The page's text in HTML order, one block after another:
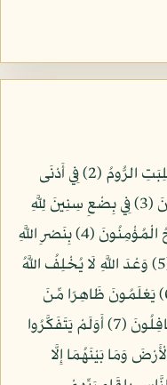
بِسْمِ اللّهِ الرَّحْمنِ الرَّحِيمِ الم (1) غُلِبَتِ الرُّومُ (2) فِي أَدْنَى
الْأَرْضِ وَهُم مِّن بَعْدِ غَلَبِهِمْ سَيَغْلِبُونَ (3) فِي بِضْعِ سِنِينَ لِلَّهِ
الْأَمْرُ مِن قَبْلُ وَمِن بَعْدُ وَيَوْمَئِذٍ يَفْرَحُ الْمُؤْمِنُونَ (4) بِنَصْرِ اللَّهِ
يَنصُرُ مَن يَشَاء وَهُوَ الْعَزِيزُ الرَّحِيمُ (5) وَعْدَ اللَّهِ لَا يُخْلِفُ اللَّهُ
وَعْدَهُ وَلَكِنَّ أَكْثَرَ النَّاسِ لَا يَعْلَمُونَ (6) يَعْلَمُونَ ظَاهِرًا مِّنَ
الْحَيَاةِ الدُّنْيَا وَهُمْ عَنِ الْآخِرَةِ هُمْ غَافِلُونَ (7) أَوَلَمْ يَتَفَكَّرُوا
وَمَا بَيْنَهُمَا إِلَّا